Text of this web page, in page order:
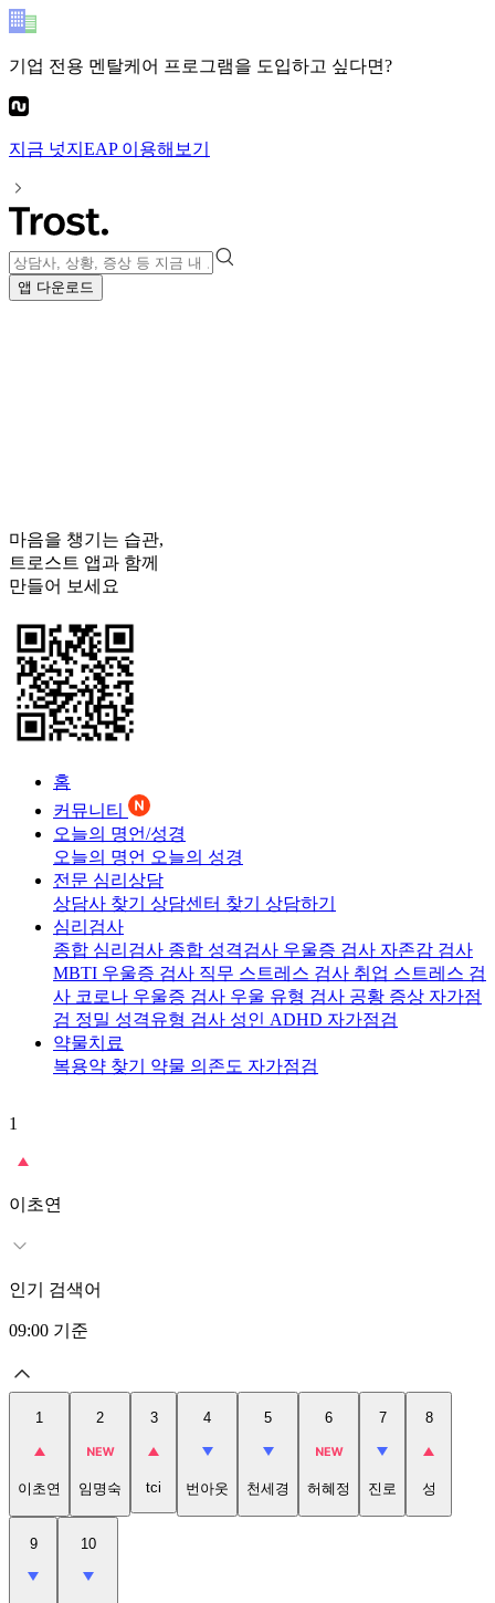
기업 전용 멘탈케어 프로그램을 도입하고 싶다면?
지금 넛지EAP이용해보기
앱 다운로드
마음을 챙기는 습관,
트로스트 앱과 함께
만들어 보세요
홈
커뮤니티
오늘의 명언/성경
오늘의 명언 오늘의 성경
전문 심리상담
상담사 찾기 상담센터 찾기 상담하기
심리검사
종합 심리검사 종합 성격검사 우울증 검사 자존감 검사
MBTI 우울증 검사 직무 스트레스 검사 취업 스트레스 검
사 코로나 우울증 검사 우울 유형 검사 공황 증상 자가점
검 정밀 성격유형 검사 성인 ADHD 자가점검
약물치료
복용약 찾기 약물 의존도 자가점검
1
이초연
인기 검색어
09:00 기준
1
이초연
2
임명숙
3
tci
4
번아웃
5
천세경
6
허혜정
7
진로
8
성
9 10